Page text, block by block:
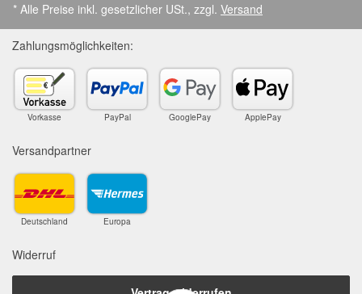
* Alle Preise inkl. gesetzlicher USt., zzgl. Versand
Zahlungsmöglichkeiten:
Vorkasse PayPal GooglePay ApplePay
Versandpartner
Deutschland Europa
Widerruf